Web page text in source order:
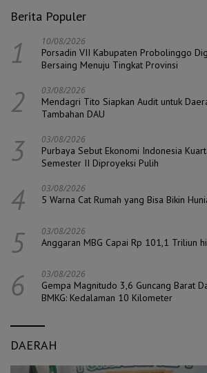
Berita Populer
1 10/08/2026
Porsadin VII Kabupaten Probolinggo
Bersaing Menuju Tingkat Provinsi
2 03/08/2026
Mendagri Tito Siapkan Audit untuk
Tambahan DAU
3 03/08/2026
Purbaya Sebut Ekonomi Indonesia
Semester II Diproyeksi Pulih
4 03/08/2026
5 Warna Cat Rumah yang Bisa Bikin
5 03/08/2026
Anggaran MBG Capai Rp 101,1 Triliun
6 03/08/2026
Gempa Magnitudo 3,6 Guncang Barat
BMKG: Kedalaman 10 Kilometer
DAERAH